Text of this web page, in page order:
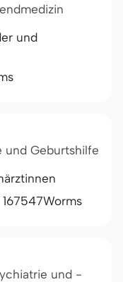
und
und Geburtshilfe
67547Worms
und -